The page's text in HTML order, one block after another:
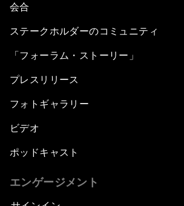
会合
ステークホルダーのコミュニティ
「フォーラム・ストーリー」
プレスリリース
フォトギャラリー
ビデオ
ポッドキャスト
エンゲージメント